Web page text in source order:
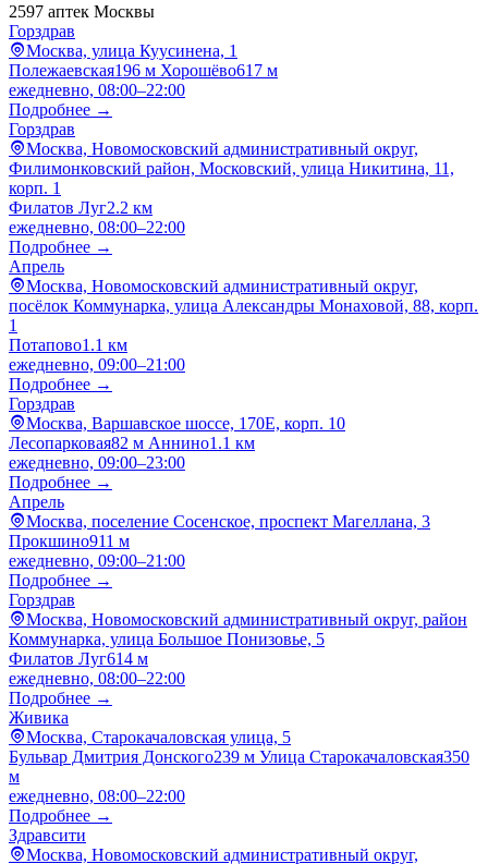
2597 аптек Москвы
Горздрав
Москва, улица Куусинена, 1
Полежаевская196 м Хорошёво617 м
ежедневно, 08:00–22:00
Подробнее →
Горздрав
Москва, Новомосковский административный округ,
Филимонковский район, Московский, улица Никитина, 11,
корп. 1
Филатов Луг2.2 км
ежедневно, 08:00–22:00
Подробнее →
Апрель
Москва, Новомосковский административный округ,
посёлок Коммунарка, улица Александры Монаховой, 88, корп.
1
Потапово1.1 км
ежедневно, 09:00–21:00
Подробнее →
Горздрав
Москва, Варшавское шоссе, 170Е, корп. 10
Лесопарковая82 м Аннино1.1 км
ежедневно, 09:00–23:00
Подробнее →
Апрель
Москва, поселение Сосенское, проспект Магеллана, 3
Прокшино911 м
ежедневно, 09:00–21:00
Подробнее →
Горздрав
Москва, Новомосковский административный округ, район
Коммунарка, улица Большое Понизовье, 5
Филатов Луг614 м
ежедневно, 08:00–22:00
Подробнее →
Живика
Москва, Старокачаловская улица, 5
Бульвар Дмитрия Донского239 м Улица Старокачаловская350
м
ежедневно, 08:00–22:00
Подробнее →
Здравсити
Москва, Новомосковский административный округ,